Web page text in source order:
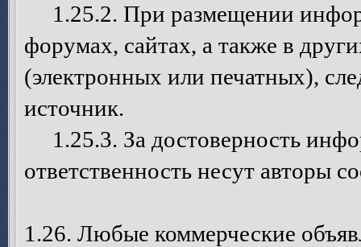
1.25.2. При размещении
форумах, сайтах, а также в
(электронных или печатных),
источник.
1.25.3. За достоверность
ответственность несут авторы
1.26. Любые коммерческие